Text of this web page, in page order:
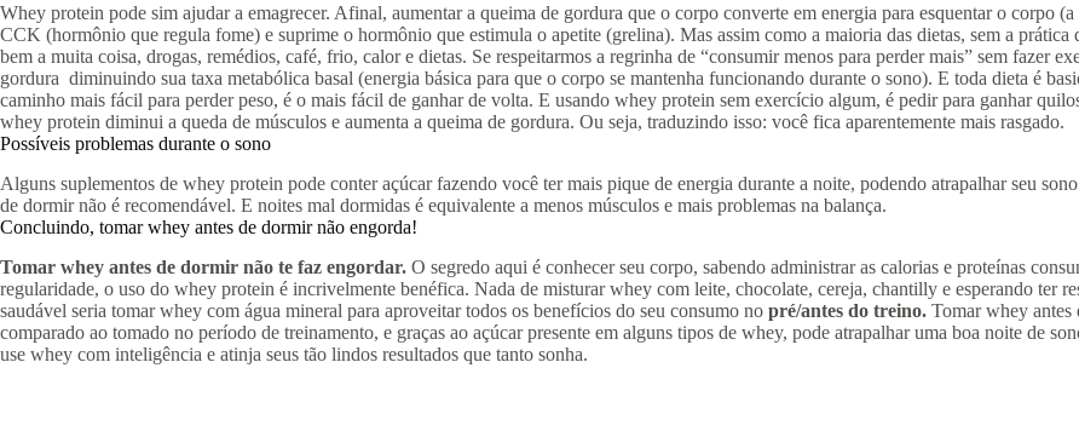
Whey protein pode sim ajudar a emagrecer. Afinal, aumentar a queima de gordura que o corpo converte em energia para esquentar o corpo
CCK (hormônio que regula fome) e suprime o hormônio que estimula o apetite (grelina). Mas assim como a maioria das dietas, sem a
bem a muita coisa, drogas, remédios, café, frio, calor e dietas. Se respeitarmos a regrinha de “consumir menos para perder mais” sem fazer
gordura diminuindo sua taxa metabólica basal (energia básica para que o corpo se mantenha funcionando durante o sono). E toda dieta é
caminho mais fácil para perder peso, é o mais fácil de ganhar de volta. E usando whey protein sem exercício algum, é pedir para ganhar
whey protein diminui a queda de músculos e aumenta a queima de gordura. Ou seja, traduzindo isso: você fica aparentemente mais rasgado.
Possíveis problemas durante o sono
Alguns suplementos de whey protein pode conter açúcar fazendo você ter mais pique de energia durante a noite, podendo atrapalhar seu
de dormir não é recomendável. E noites mal dormidas é equivalente a menos músculos e mais problemas na balança.
Concluindo, tomar whey antes de dormir não engorda!
Tomar whey antes de dormir não te faz engordar. O segredo aqui é conhecer seu corpo, sabendo administrar as calorias e proteínas
regularidade, o uso do whey protein é incrivelmente benéfica. Nada de misturar whey com leite, chocolate, cereja, chantilly e esperando ter
saudável seria tomar whey com água mineral para aproveitar todos os benefícios do seu consumo no pré/antes do treino. Tomar whey antes
comparado ao tomado no período de treinamento, e graças ao açúcar presente em alguns tipos de whey, pode atrapalhar uma boa noite de
use whey com inteligência e atinja seus tão lindos resultados que tanto sonha.